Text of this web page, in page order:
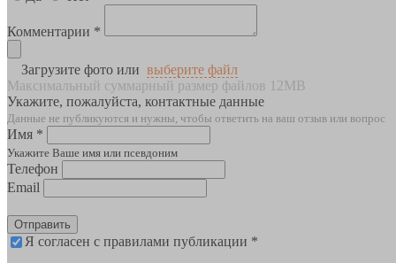
Комментарии *
Загрузите фото или выберите файл
Максимальный суммарный размер файлов 12MB
Укажите, пожалуйста, контактные данные
Данные не публикуются и нужны, чтобы ответить на ваш отзыв или вопрос
Имя *
Укажите Ваше имя или псевдоним
Телефон
Email
Отправить
Я согласен с правилами публикации *